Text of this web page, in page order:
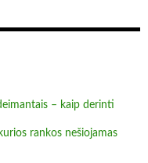
– kaip derinti
rankos nešiojamas